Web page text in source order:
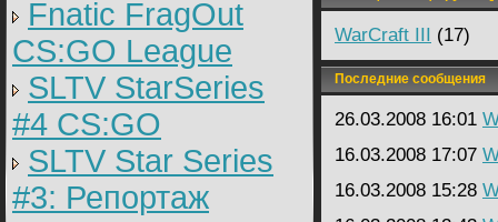
Fnatic FragOut
CS:GO League
SLTV StarSeries
#4 CS:GO
SLTV Star Series
#3: Репортаж
WarCraft III (17)
Последние сообщения
26.03.2008 16:01
16.03.2008 17:07
16.03.2008 15:28